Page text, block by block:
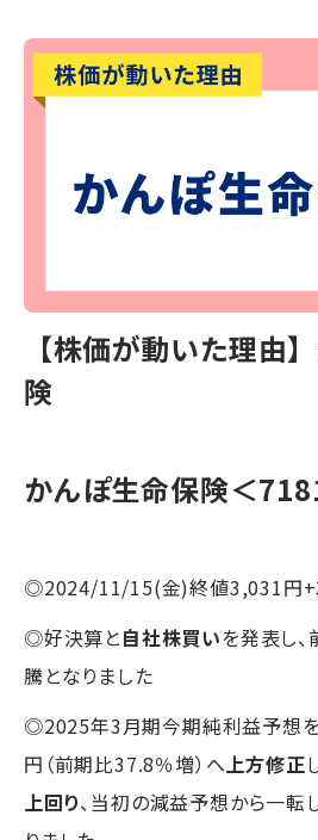
【株価が動いた理由
険
かんぽ生命保険＜
◎2024/11/15(金)終値3,031円
◎好決算と自社株買いを発表し
騰となりました
◎2025年3月期今期純利益予想
円（前期比37.8％増）へ 上方修正
上回り、当初の減益予想から一転